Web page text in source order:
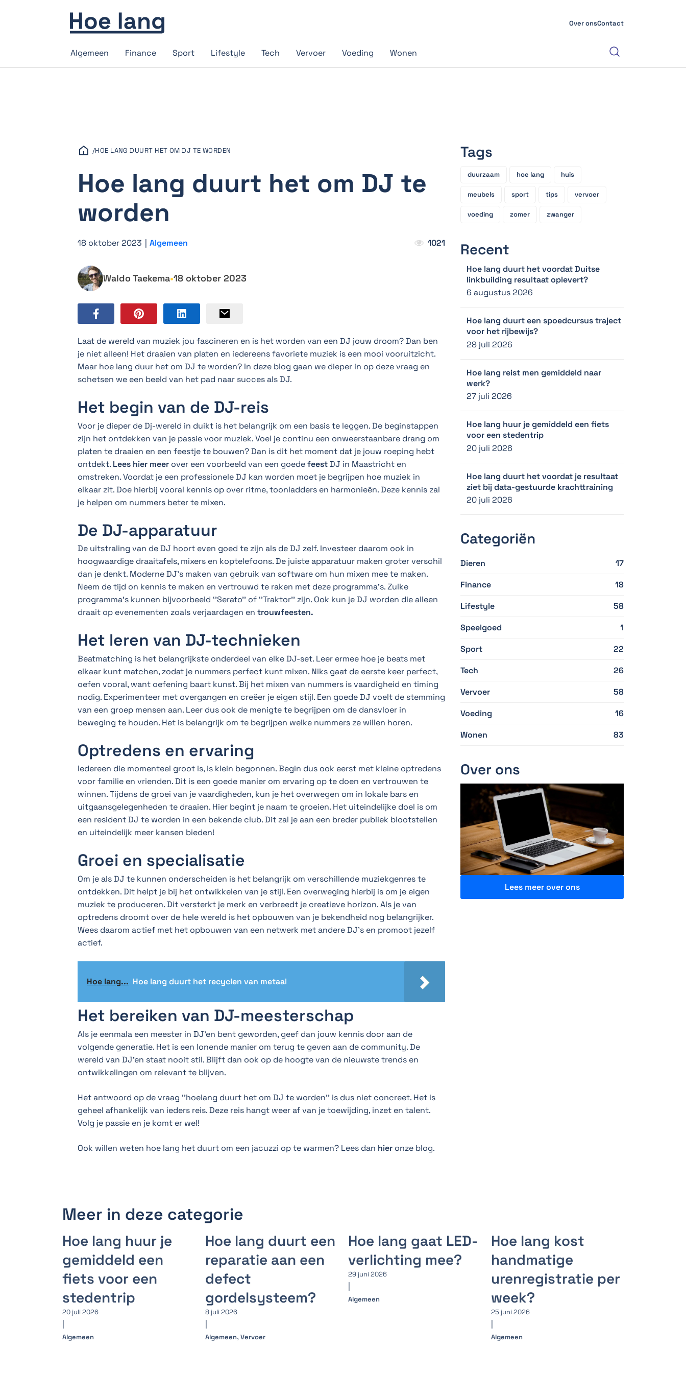
Over onsContact
Algemeen Finance Sport Lifestyle Tech Vervoer Voeding Wonen
/HOE LANG DUURT HET OM DJ TE WORDEN
Hoe lang duurt het om DJ te
worden
18 oktober 2023 | Algemeen 1021
Waldo Taekema•18 oktober 2023
Laat de wereld van muziek jou fascineren en is het worden van een DJ jouw droom? Dan ben
je niet alleen! Het draaien van platen en iedereens favoriete muziek is een mooi vooruitzicht.
Maar hoe lang duur het om DJ te worden? In deze blog gaan we dieper in op deze vraag en
schetsen we een beeld van het pad naar succes als DJ.
Het begin van de DJ-reis
Voor je dieper de Dj-wereld in duikt is het belangrijk om een basis te leggen. De beginstappen
zijn het ontdekken van je passie voor muziek. Voel je continu een onweerstaanbare drang om
platen te draaien en een feestje te bouwen? Dan is dit het moment dat je jouw roeping hebt
ontdekt. Lees hier meer over een voorbeeld van een goedefeestDJ in Maastricht en
omstreken. Voordat je een professionele DJ kan worden moet je begrijpen hoe muziek in
elkaar zit. Doe hierbij vooral kennis op over ritme, toonladders en harmonieën. Deze kennis zal
je helpen om nummers beter te mixen.
De DJ-apparatuur
De uitstraling van de DJ hoort even goed te zijn als de DJ zelf. Investeer daarom ook in
hoogwaardige draaitafels, mixers en koptelefoons. De juiste apparatuur maken groter verschil
dan je denkt. Moderne DJ’s maken van gebruik van software om hun mixen mee te maken.
Neem de tijd on kennis te maken en vertrouwd te raken met deze programma’s. Zulke
programma’s kunnen bijvoorbeeld ‘’Serato’’ of ‘’Traktor’’ zijn. Ook kun je DJ worden die alleen
draait op evenementen zoals verjaardagen en trouwfeesten.
Het leren van DJ-technieken
Beatmatching is het belangrijkste onderdeel van elke DJ-set. Leer ermee hoe je beats met
elkaar kunt matchen, zodat je nummers perfect kunt mixen. Niks gaat de eerste keer perfect,
oefen vooral, want oefening baart kunst. Bij het mixen van nummers is vaardigheid en timing
nodig. Experimenteer met overgangen en creëer je eigen stijl. Een goede DJ voelt de stemming
van een groep mensen aan. Leer dus ook de menigte te begrijpen om de dansvloer in
beweging te houden. Het is belangrijk om te begrijpen welke nummers ze willen horen.
Optredens en ervaring
Iedereen die momenteel groot is, is klein begonnen. Begin dus ook eerst met kleine optredens
voor familie en vrienden. Dit is een goede manier om ervaring op te doen en vertrouwen te
winnen. Tijdens de groei van je vaardigheden, kun je het overwegen om in lokale bars en
uitgaansgelegenheden te draaien. Hier begint je naam te groeien. Het uiteindelijke doel is om
een resident DJ te worden in een bekende club. Dit zal je aan een breder publiek blootstellen
en uiteindelijk meer kansen bieden!
Groei en specialisatie
Om je als DJ te kunnen onderscheiden is het belangrijk om verschillende muziekgenres te
ontdekken. Dit helpt je bij het ontwikkelen van je stijl. Een overweging hierbij is om je eigen
muziek te produceren. Dit versterkt je merk en verbreedt je creatieve horizon. Als je van
optredens droomt over de hele wereld is het opbouwen van je bekendheid nog belangrijker.
Wees daarom actief met het opbouwen van een netwerk met andere DJ’s en promoot jezelf
actief.
Hoe lang... Hoe lang duurt het recyclen van metaal
Het bereiken van DJ-meesterschap
Als je eenmala een meester in DJ’en bent geworden, geef dan jouw kennis door aan de
volgende generatie. Het is een lonende manier om terug te geven aan de community. De
wereld van DJ’en staat nooit stil. Blijft dan ook op de hoogte van de nieuwste trends en
ontwikkelingen om relevant te blijven.
Het antwoord op de vraag ‘’hoelang duurt het om DJ te worden’’ is dus niet concreet. Het is
geheel afhankelijk van ieders reis. Deze reis hangt weer af van je toewijding, inzet en talent.
Volg je passie en je komt er wel!
Ook willen weten hoe lang het duurt om een jacuzzi op te warmen? Lees dan hier onze blog.
Tags
duurzaam hoe lang huis
meubels sport tips vervoer
voeding zomer zwanger
Recent
Hoe lang duurt het voordat Duitse
linkbuilding resultaat oplevert?
6 augustus 2026
Hoe lang duurt een spoedcursus traject
voor het rijbewijs?
28 juli 2026
Hoe lang reist men gemiddeld naar
werk?
27 juli 2026
Hoe lang huur je gemiddeld een fiets
voor een stedentrip
20 juli 2026
Hoe lang duurt het voordat je resultaat
ziet bij data-gestuurde krachttraining
20 juli 2026
Categoriën
Dieren
17
Finance
18
Lifestyle
58
Speelgoed
1
Sport
22
Tech
26
Vervoer
58
Voeding
16
Wonen
83
Over ons
Lees meer over ons
Meer in deze categorie
Hoe lang huur je
gemiddeld een
fiets voor een
stedentrip
20 juli 2026
|
Algemeen
Hoe lang duurt een
reparatie aan een
defect
gordelsysteem?
8 juli 2026
|
Algemeen, Vervoer
Hoe lang gaat LED-
verlichting mee?
29 juni 2026
|
Algemeen
Hoe lang kost
handmatige
urenregistratie per
week?
25 juni 2026
|
Algemeen